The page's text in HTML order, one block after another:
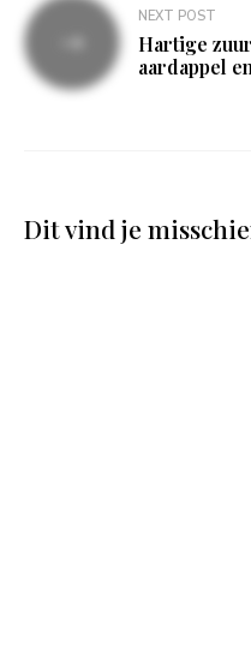
NEXT POST
Hartige
aardappel
Dit vind je